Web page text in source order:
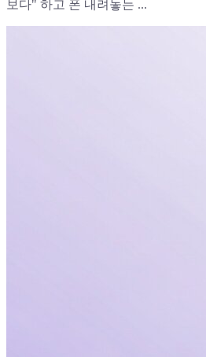
보다" 하고 폰 내려놓는 ...